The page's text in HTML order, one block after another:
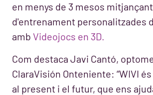
en menys de 3 mesos
d'entrenament personalitzades
amb Videojocs en 3D.
Com destaca Javi Cantó,
ClaraVisión Onteniente: “WIVI és
al present i el futur, que ens